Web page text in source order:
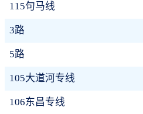
115句马线
3路
5路
105大道河专线
106东昌专线